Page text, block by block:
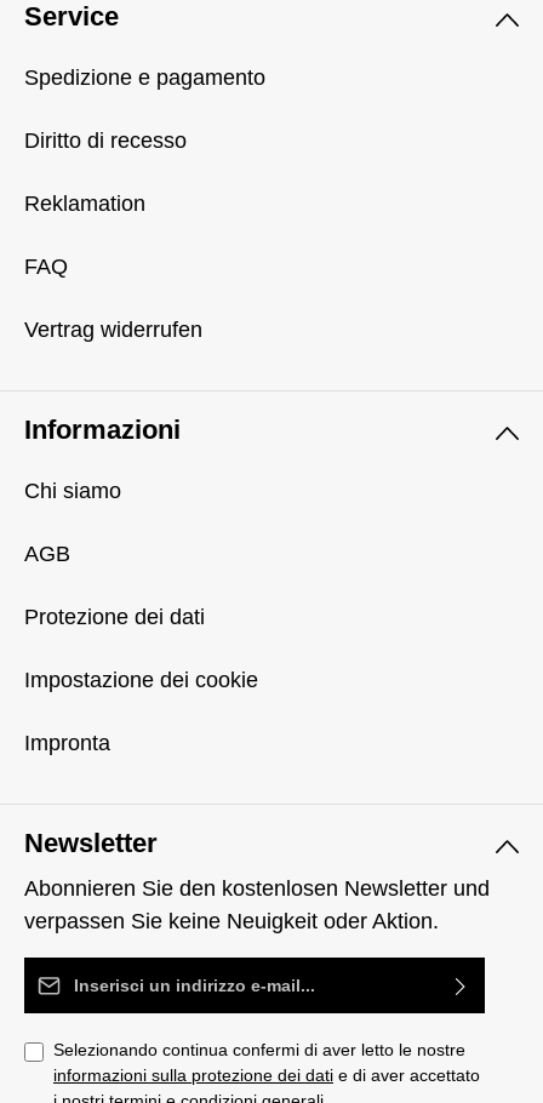
Newsletter
Abonnieren Sie den kostenlosen Newsletter und
verpassen Sie keine Neuigkeit oder Aktion.
Indirizzo e-mail*
Selezionando continua confermi di aver letto le nostre
informazioni sulla protezione dei dati e di aver accettato
Service
Spedizione e pagamento
Diritto di recesso
Reklamation
FAQ
Vertrag widerrufen
Informazioni
Chi siamo
AGB
Protezione dei dati
Impostazione dei cookie
Impronta